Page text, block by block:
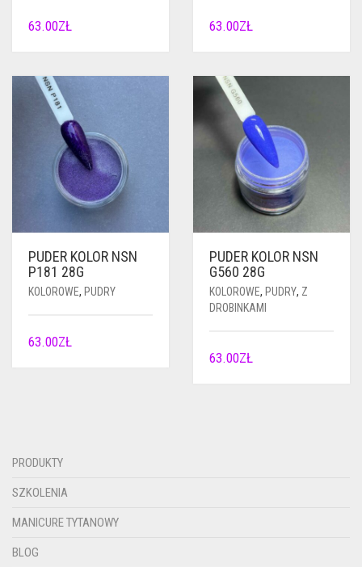
63.00ZŁ 63.00ZŁ
PUDER KOLOR NSN
P181 28G
KOLOROWE, PUDRY
63.00ZŁ
PUDER KOLOR NSN
G560 28G
KOLOROWE, PUDRY, Z
DROBINKAMI
63.00ZŁ
PRODUKTY
SZKOLENIA
MANICURE TYTANOWY
BLOG